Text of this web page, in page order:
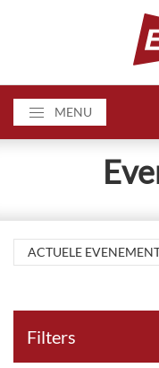
MENU
ACTUELE
Filters